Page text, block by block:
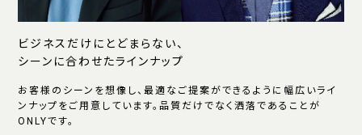
ビジネスだけにとどまらない、
シーンに合わせたラインナップ
お客様のシーンを想像し、最適なご提案ができるように幅広いライ
ンナップをご用意しています。品質だけでなく洒落であることが
ONLYです。